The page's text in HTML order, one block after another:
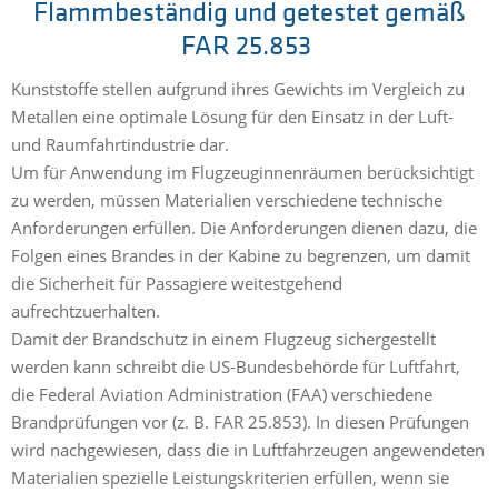
Flammbeständig und getestet gemäß
FAR 25.853
Kunststoffe stellen aufgrund ihres Gewichts im Vergleich zu
Metallen eine optimale Lösung für den Einsatz in der Luft-
und Raumfahrtindustrie dar.
Um für Anwendung im Flugzeuginnenräumen berücksichtigt
zu werden, müssen Materialien verschiedene technische
Anforderungen erfüllen. Die Anforderungen dienen dazu, die
Folgen eines Brandes in der Kabine zu begrenzen, um damit
die Sicherheit für Passagiere weitestgehend
aufrechtzuerhalten.
Damit der Brandschutz in einem Flugzeug sichergestellt
werden kann schreibt die US-Bundesbehörde für Luftfahrt,
die Federal Aviation Administration (FAA) verschiedene
Brandprüfungen vor (z. B. FAR 25.853). In diesen Prüfungen
wird nachgewiesen, dass die in Luftfahrzeugen angewendeten
Materialien spezielle Leistungskriterien erfüllen, wenn sie